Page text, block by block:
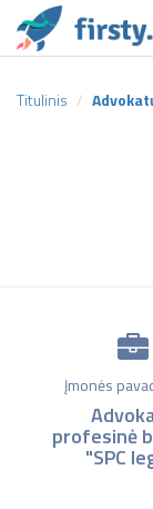
Titulinis
Įmonės
profesinė
"SPC